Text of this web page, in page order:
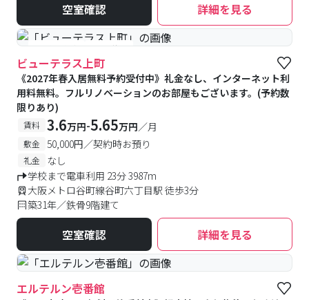
空室確認 詳細を見る
#予約受付中 #空室待ち
ビューテラス上町
《2027年春入居無料予約受付中》礼金なし、インターネット利
用料無料。フルリノベーションのお部屋もございます。(予約数
限りあり)
賃料 3.6万円-5.65万円／月
敷金 50,000円／契約時お預り
礼金
なし
学校まで電車利用 23分 3987m
大阪メトロ谷町線谷町六丁目駅 徒歩3分
築31年／鉄骨9階建て
空室確認 詳細を見る
エルテルン壱番館